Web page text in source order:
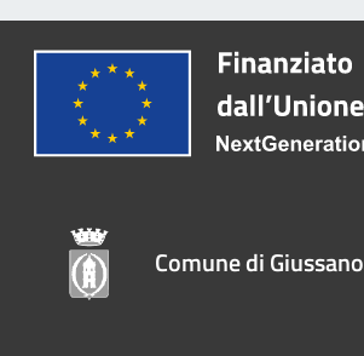
Comune di Giussano